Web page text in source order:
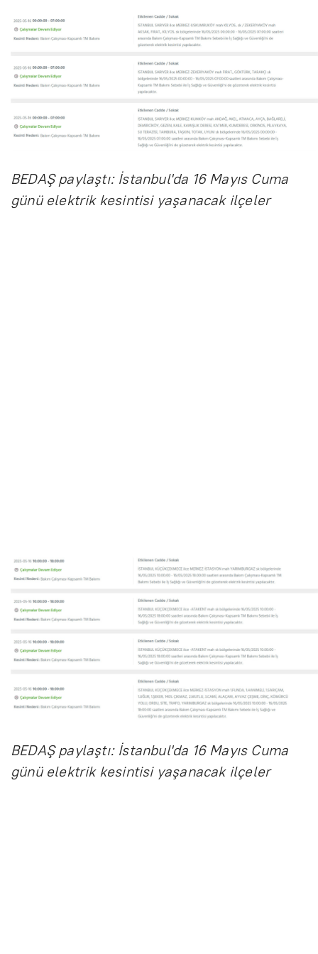
BEDAŞ paylaştı: İstanbul'da 16 Mayıs Cuma
günü elektrik kesintisi yaşanacak ilçeler
BEDAŞ paylaştı: İstanbul'da 16 Mayıs Cuma
günü elektrik kesintisi yaşanacak ilçeler